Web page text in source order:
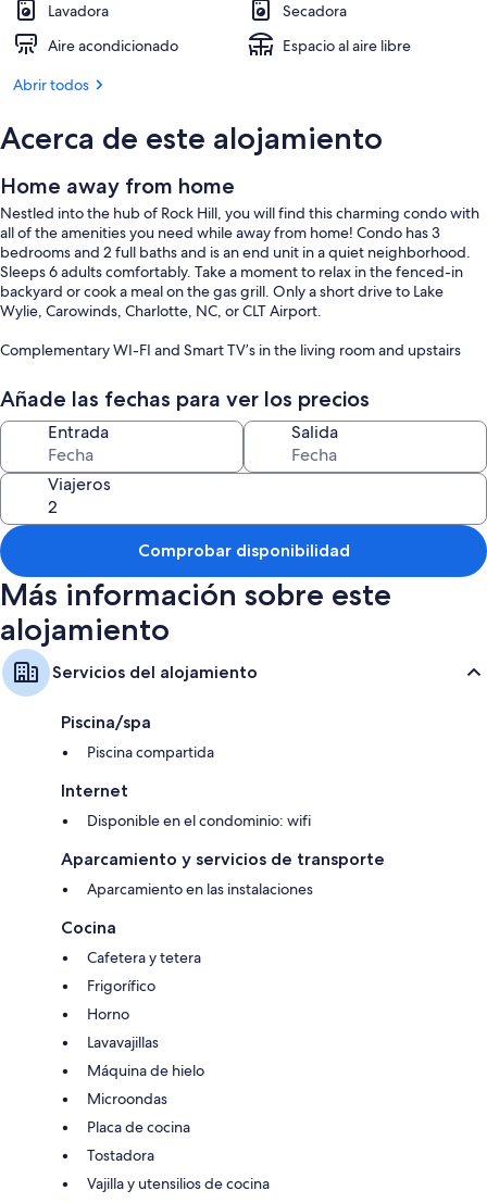
Lavadora
Secadora
Aire acondicionado
Espacio al aire libre
Abrir todos
Acerca de este alojamiento
Home away from home
Nestled into the hub of Rock Hill, you will find this charming condo with
all of the amenities you need while away from home! Condo has 3
bedrooms and 2 full baths and is an end unit in a quiet neighborhood.
Sleeps 6 adults comfortably. Take a moment to relax in the fenced-in
backyard or cook a meal on the gas grill. Only a short drive to Lake
Wylie, Carowinds, Charlotte, NC, or CLT Airport.
Complementary WI-FI and Smart TV’s in the living room and upstairs
The kitchen is fully equipped with all cookware and utensils and Keurig
Coffee maker. Fresh linens and towels are provided as well as a washer
and dryer.
Añade las fechas para ver los precios
Entrada Salida
Viajeros
Comprobar disponibilidad
Más información sobre este
alojamiento
Servicios del alojamiento
Piscina/spa
Piscina compartida
Internet
Disponible en el condominio: wifi
Aparcamiento y servicios de transporte
Aparcamiento en las instalaciones
Cocina
Cafetera y tetera
Frigorífico
Horno
Lavavajillas
Máquina de hielo
Microondas
Placa de cocina
Tostadora
Vajilla y utensilios de cocina